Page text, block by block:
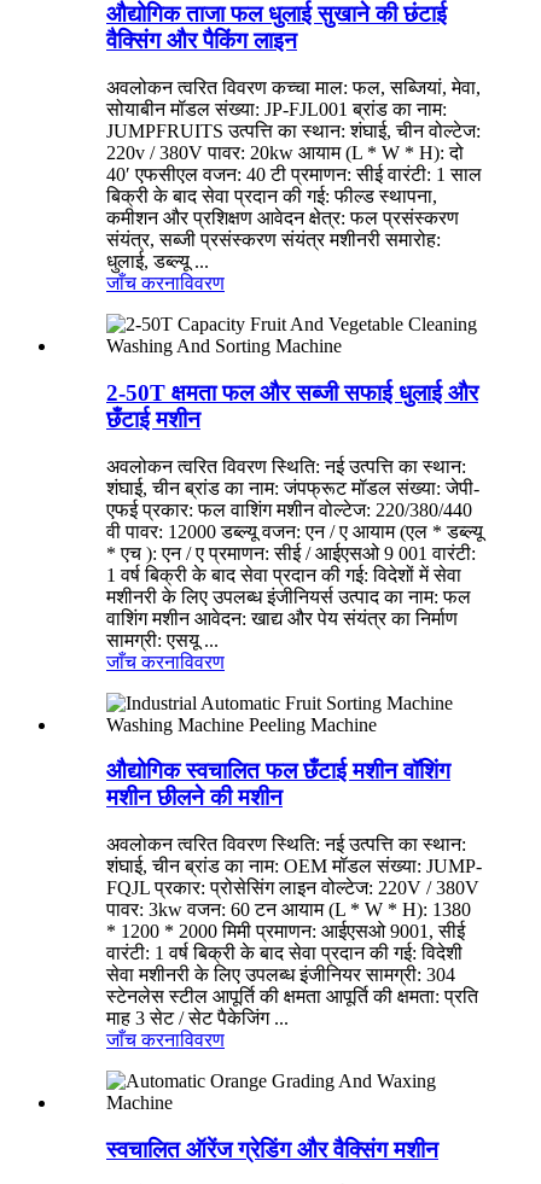
औद्योगिक ताजा फल धुलाई सुखाने की छंटाई
वैक्सिंग और पैकिंग लाइन
अवलोकन त्वरित विवरण कच्चा माल: फल, सब्जियां, मेवा,
सोयाबीन मॉडल संख्या: JP-FJL001 ब्रांड का नाम:
JUMPFRUITS उत्पत्ति का स्थान: शंघाई, चीन वोल्टेज:
220v / 380V पावर: 20kw आयाम (L * W * H): दो
40′ एफसीएल वजन: 40 टी प्रमाणन: सीई वारंटी: 1 साल
बिक्री के बाद सेवा प्रदान की गई: फील्ड स्थापना,
कमीशन और प्रशिक्षण आवेदन क्षेत्र: फल प्रसंस्करण
संयंत्र, सब्जी प्रसंस्करण संयंत्र मशीनरी समारोह:
धुलाई, डब्ल्यू ...
जाँच करनाविवरण
2-50T क्षमता फल और सब्जी सफाई धुलाई और
छँटाई मशीन
अवलोकन त्वरित विवरण स्थिति: नई उत्पत्ति का स्थान:
शंघाई, चीन ब्रांड का नाम: जंपफ्रूट मॉडल संख्या: जेपी-
एफई प्रकार: फल वाशिंग मशीन वोल्टेज: 220/380/440
वी पावर: 12000 डब्ल्यू वजन: एन / ए आयाम (एल * डब्ल्यू
* एच ): एन / ए प्रमाणन: सीई / आईएसओ 9 001 वारंटी:
1 वर्ष बिक्री के बाद सेवा प्रदान की गई: विदेशों में सेवा
मशीनरी के लिए उपलब्ध इंजीनियर्स उत्पाद का नाम: फल
वाशिंग मशीन आवेदन: खाद्य और पेय संयंत्र का निर्माण
सामग्री: एसयू ...
जाँच करनाविवरण
औद्योगिक स्वचालित फल छँटाई मशीन वॉशिंग
मशीन छीलने की मशीन
अवलोकन त्वरित विवरण स्थिति: नई उत्पत्ति का स्थान:
शंघाई, चीन ब्रांड का नाम: OEM मॉडल संख्या: JUMP-
FQJL प्रकार: प्रोसेसिंग लाइन वोल्टेज: 220V / 380V
पावर: 3kw वजन: 60 टन आयाम (L * W * H): 1380
* 1200 * 2000 मिमी प्रमाणन: आईएसओ 9001, सीई
वारंटी: 1 वर्ष बिक्री के बाद सेवा प्रदान की गई: विदेशी
सेवा मशीनरी के लिए उपलब्ध इंजीनियर सामग्री: 304
स्टेनलेस स्टील आपूर्ति की क्षमता आपूर्ति की क्षमता: प्रति
माह 3 सेट / सेट पैकेजिंग ...
जाँच करनाविवरण
स्वचालित ऑरेंज ग्रेडिंग और वैक्सिंग मशीन